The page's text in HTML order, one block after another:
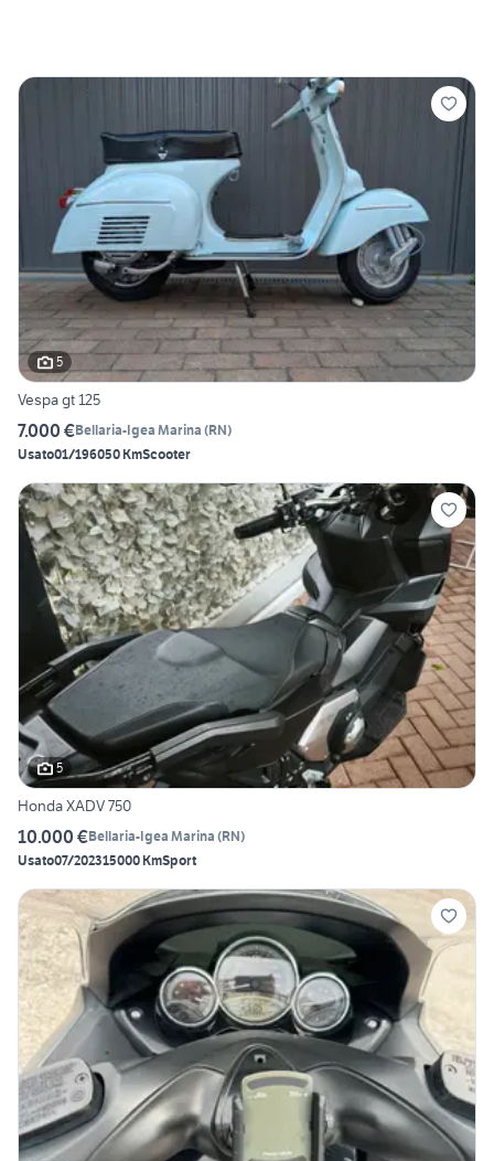
5
Vespa gt 125
7.000 €Bellaria-Igea Marina (RN)
Usato01/196050 KmScooter
5
Honda XADV 750
10.000 €Bellaria-Igea Marina (RN)
Usato07/202315000 KmSport